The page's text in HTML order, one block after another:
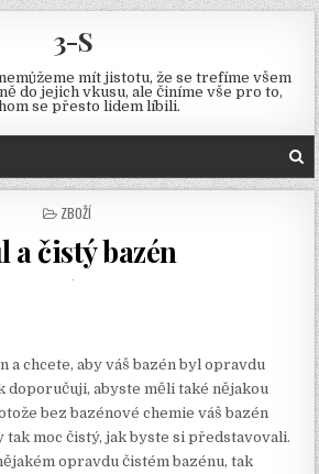
3-S
mít jistotu, že se trefíme všem
do jejich vkusu, ale činíme vše pro to,
se přesto lidem líbili.
POSTED
ZBOŽÍ
a čistý bazén
a chcete, aby váš bazén byl opravdu
doporučuji, abyste měli také nějakou
bez bazénové chemie váš bazén
tak moc čistý, jak byste si představovali.
opravdu čistém bazénu, tak